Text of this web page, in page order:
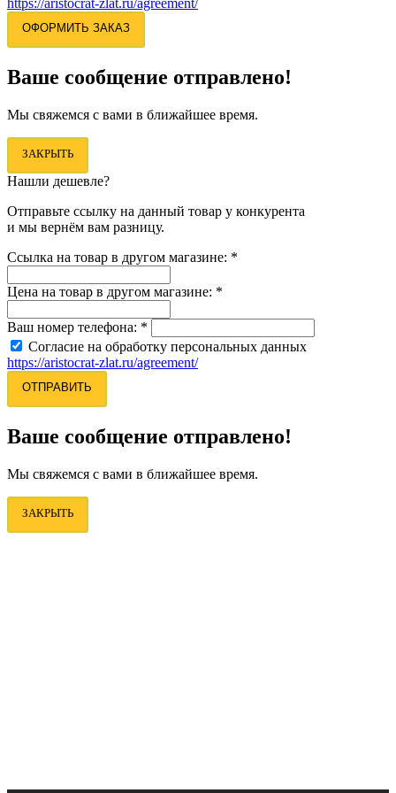
ОФОРМИТЬ ЗАКАЗ
Ваше сообщение отправлено!
Мы свяжемся с вами в ближайшее время.
ЗАКРЫТЬ
Нашли дешевле?
Отправьте ссылку на данный товар у конкурента
и мы вернём вам разницу.
Ссылка на товар в другом магазине: *
Цена на товар в другом магазине: *
Ваш номер телефона: *
Согласие на обработку персональных данных
https://aristocrat-zlat.ru/agreement/
ОТПРАВИТЬ
Ваше сообщение отправлено!
Мы свяжемся с вами в ближайшее время.
ЗАКРЫТЬ